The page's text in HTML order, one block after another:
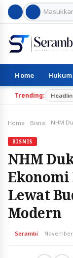
Home
Trending:
Home Bisnis
BISNIS
NHM
Ekonomi
Lewat
Modern
Serambi November